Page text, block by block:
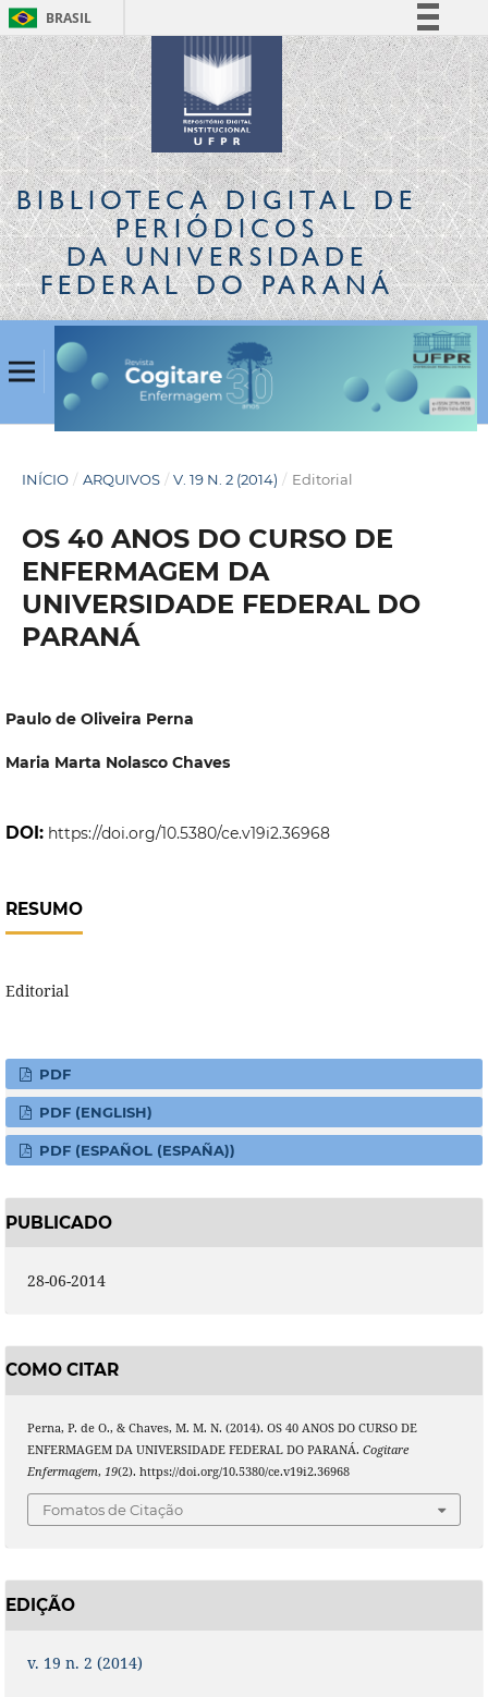
BRASIL
Simplifique!
Comunica BR
Participe
Acesso à informação
Legislação
Canais
BIBLIOTECA DIGITALDE
PERIÓDICOS
DA UNIVERSIDADE
FEDERAL DO PARANÁ
INÍCIO / ARQUIVOS / V. 19 N. 2 (2014) / Editorial
OS 40 ANOS DO CURSO DE
ENFERMAGEM DA
UNIVERSIDADE FEDERAL DO
PARANÁ
Paulo de Oliveira Perna
Maria Marta Nolasco Chaves
DOI: https://doi.org/10.5380/ce.v19i2.36968
RESUMO
Editorial
PDF
PDF (ENGLISH)
PDF (ESPAÑOL (ESPAÑA))
PUBLICADO
28-06-2014
COMO CITAR
Perna, P. de O., & Chaves, M. M. N. (2014). OS 40 ANOS DO CURSO DE
ENFERMAGEM DA UNIVERSIDADE FEDERAL DO PARANÁ. Cogitare
Enfermagem, 19(2). https://doi.org/10.5380/ce.v19i2.36968
Fomatos de Citação
EDIÇÃO
v. 19 n. 2 (2014)